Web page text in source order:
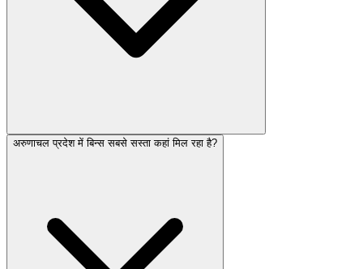
अरुणाचल प्रदेश में बिन्स सबसे सस्ता कहां मिल रहा है?